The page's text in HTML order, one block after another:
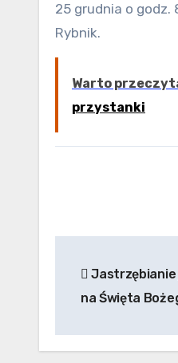
25 grudnia o godz. 8.30 odbędzie się emisja koncertu kolęd raciborskiego zespołu Bartnicky w telewizji TVT
Rybnik.
Warto
przystanki
wpisu
Jastrzębianie
na Święta